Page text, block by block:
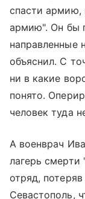
спасти армию,
армию". Он бы
направленные
объяснил. С
ни в какие
понято.
человек туда
А военврач
лагерь смерти
отряд,
Севастополь,